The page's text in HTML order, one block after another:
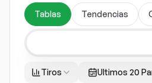
Tablas Tendencias
Tiros Ultimos 20